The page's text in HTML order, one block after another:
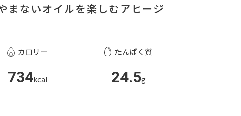
まないオイルを楽しむアヒージ
カロリー
734kcal
たんぱく質
24.5g